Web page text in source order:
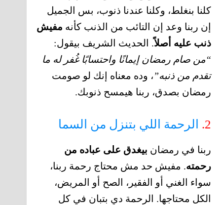
كلنا بنغلط، وكلنا عندنا ذنوب، بس الجميل
إن ربنا وعد إن التائب من الذنب كأنه مفيش
ذنب عليه أصلاً. الحديث الشريف بيقول:
“من صام رمضان إيمانًا واحتسابًا غُفر له ما
تقدم من ذنبه”، وده معناه إنك لو صومت
رمضان بصدق، ربنا هيمسح ذنوبك.
2. الرحمة اللي بتنزل من السما
ربنا في رمضان بيغدق على عباده من
رحمته. مفيش حد مش محتاج رحمة ربنا،
سواء الغني أو الفقير، الصح أو المريض،
الكل محتاجها. الرحمة دي بتبان في كل